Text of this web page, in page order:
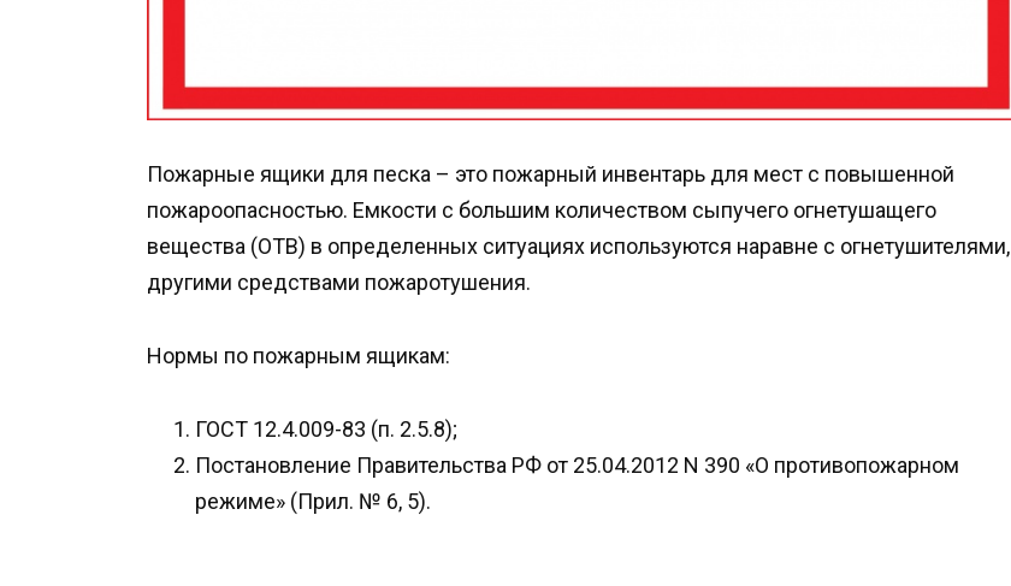
Пожарные ящики для песка – это пожарный инвентарь для мест с повышенной
пожароопасностью. Емкости с большим количеством сыпучего огнетушащего
вещества (ОТВ) в определенных ситуациях используются наравне с огнетушителями,
другими средствами пожаротушения.
Нормы по пожарным ящикам:
ГОСТ 12.4.009-83 (п. 2.5.8);
Постановление Правительства РФ от 25.04.2012 N 390 «О противопожарном
режиме» (Прил. № 6, 5).